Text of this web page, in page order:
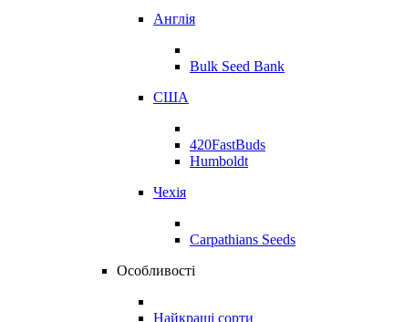
Англія
Bulk Seed Bank
США
420FastBuds
Humboldt
Чехія
Carpathians Seeds
Особливості
Найкращі сорти